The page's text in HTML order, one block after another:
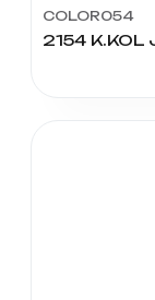
COLOR054